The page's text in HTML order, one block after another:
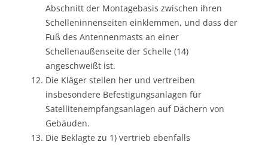
Abschnitt der Montagebasis zwischen ihren
Schelleninnenseiten einklemmen, und dass der
Fuß des Antennenmasts an einer
Schellenaußenseite der Schelle (14)
angeschweißt ist.
Die Kläger stellen her und vertreiben
insbesondere Befestigungsanlagen für
Satellitenempfangsanlagen auf Dächern von
Gebäuden.
Die Beklagte zu 1) vertrieb ebenfalls